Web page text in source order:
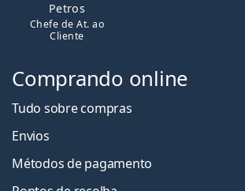
Petros
Chefe de At. ao
Cliente
Comprando online
Tudo sobre compras
Envios
Métodos de pagamento